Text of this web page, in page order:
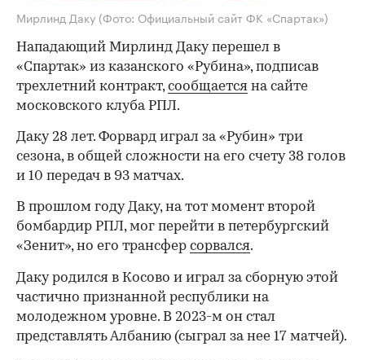
Мирлинд Даку (Фото: Официальный сайт ФК «Спартак»)
Нападающий Мирлинд Даку перешел в
«Спартак» из казанского «Рубина», подписав
трехлетний контракт,сообщается на сайте
московского клуба РПЛ.
Даку 28 лет. Форвард играл за «Рубин» три
сезона, в общей сложности на его счету 38 голов
и 10 передач в 93 матчах.
В прошлом году Даку, на тот момент второй
бомбардир РПЛ, мог перейти в петербургский
«Зенит», но его трансфер сорвался.
Даку родился в Косово и играл за сборную этой
частично признанной республики на
молодежном уровне. В 2023-м он стал
представлять Албанию (сыграл за нее 17 матчей).